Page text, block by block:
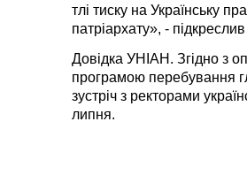
тлі тиску на Українську
патріархату», -
Довідка УНІАН. Згідно з
програмою перебування
зустріч з ректорами
липня.